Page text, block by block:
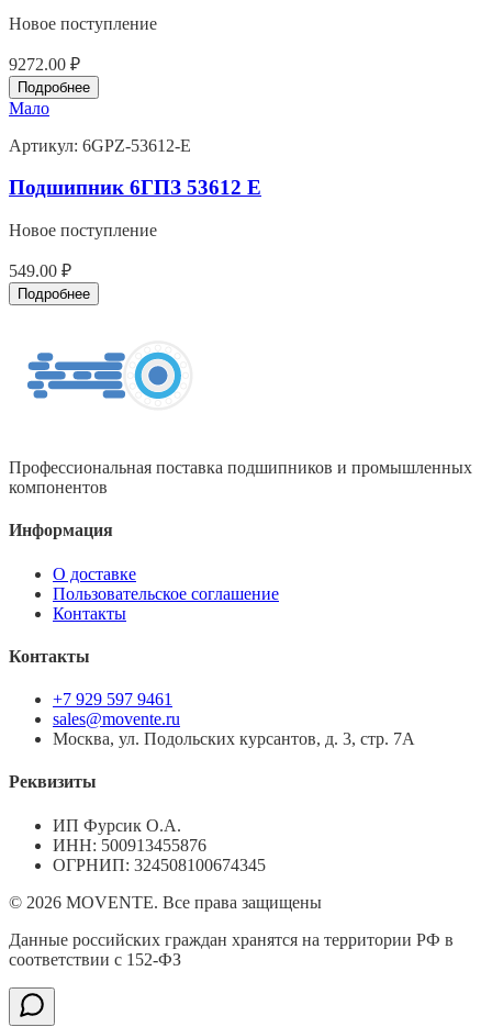
Новое поступление
9272.00 ₽
Подробнее
Мало
Артикул: 6GPZ-53612-E
Подшипник 6ГПЗ 53612 E
Новое поступление
549.00 ₽
Подробнее
Профессиональная поставка подшипников и промышленных
компонентов
Информация
О доставке
Пользовательское соглашение
Контакты
Контакты
+7 929 597 9461
sales@movente.ru
Москва, ул. Подольских курсантов, д. 3, стр. 7А
Реквизиты
ИП Фурсик О.А.
ИНН: 500913455876
ОГРНИП: 324508100674345
© 2026 MOVENTE. Все права защищены
Данные российских граждан хранятся на территории РФ в
соответствии с 152-ФЗ